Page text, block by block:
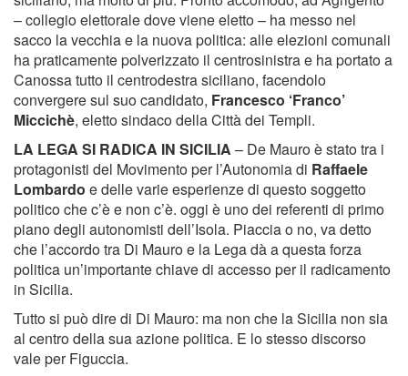
– collegio elettorale dove viene eletto – ha messo nel
sacco la vecchia e la nuova politica: alle elezioni comunali
ha praticamente polverizzato il centrosinistra e ha portato a
Canossa tutto il centrodestra siciliano, facendolo
convergere sul suo candidato, Francesco ‘Franco’
Miccichè, eletto sindaco della Città dei Templi.
LA LEGA SI RADICA IN SICILIA – De Mauro è stato tra i
protagonisti del Movimento per l’Autonomia di Raffaele
Lombardo e delle varie esperienze di questo soggetto
politico che c’è e non c’è. oggi è uno dei referenti di primo
piano degli autonomisti dell’Isola. Piaccia o no, va detto
che l’accordo tra Di Mauro e la Lega dà a questa forza
politica un’importante chiave di accesso per il radicamento
in Sicilia.
Tutto si può dire di Di Mauro: ma non che la Sicilia non sia
al centro della sua azione politica. E lo stesso discorso
vale per Figuccia.